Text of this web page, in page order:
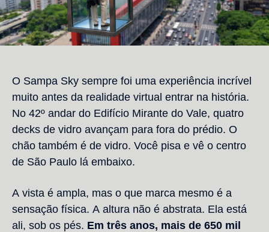
O Sampa Sky sempre foi uma experiência incrível
muito antes da realidade virtual entrar na história.
No 42º andar do Edifício Mirante do Vale, quatro
decks de vidro avançam para fora do prédio. O
chão também é de vidro. Você pisa e vê o centro
de São Paulo lá embaixo.
A vista é ampla, mas o que marca mesmo é a
sensação física. A altura não é abstrata. Ela está
ali, sob os pés. Em três anos, mais de 650 mil